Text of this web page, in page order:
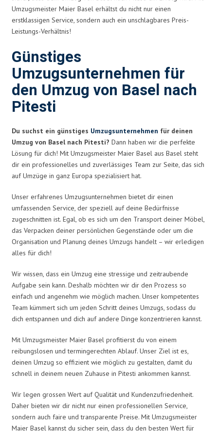
Umzugsmeister Maier Basel erhältst du nicht nur einen
erstklassigen Service, sondern auch ein unschlagbares Preis-
Leistungs-Verhältnis!
Günstiges
Umzugsunternehmen für
den Umzug von Basel nach
Pitesti
Du suchst ein günstiges Umzugsunternehmen für deinen
Umzug von Basel nach Pitesti? Dann haben wir die perfekte
Lösung für dich! Mit Umzugsmeister Maier Basel aus Basel steht
dir ein professionelles und zuverlässiges Team zur Seite, das sich
auf Umzüge in ganz Europa spezialisiert hat.
Unser erfahrenes Umzugsunternehmen bietet dir einen
umfassenden Service, der speziell auf deine Bedürfnisse
zugeschnitten ist. Egal, ob es sich um den Transport deiner Möbel,
das Verpacken deiner persönlichen Gegenstände oder um die
Organisation und Planung deines Umzugs handelt – wir erledigen
alles für dich!
Wir wissen, dass ein Umzug eine stressige und zeitraubende
Aufgabe sein kann. Deshalb möchten wir dir den Prozess so
einfach und angenehm wie möglich machen. Unser kompetentes
Team kümmert sich um jeden Schritt deines Umzugs, sodass du
dich entspannen und dich auf andere Dinge konzentrieren kannst.
Mit Umzugsmeister Maier Basel profitierst du von einem
reibungslosen und termingerechten Ablauf. Unser Ziel ist es,
deinen Umzug so effizient wie möglich zu gestalten, damit du
schnell in deinem neuen Zuhause in Pitesti ankommen kannst.
Wir legen grossen Wert auf Qualität und Kundenzufriedenheit.
Daher bieten wir dir nicht nur einen professionellen Service,
sondern auch faire und transparente Preise. Mit Umzugsmeister
Maier Basel kannst du sicher sein, dass du den besten Wert für